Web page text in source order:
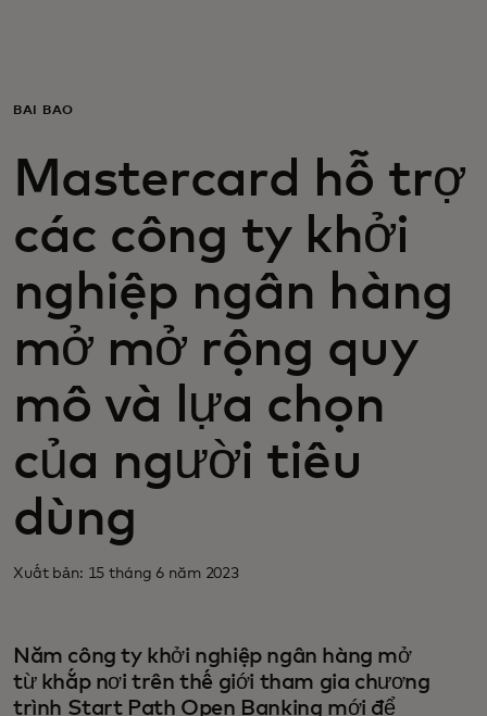
Dành cho doanh nghiệp
Dành cho thế giới
Dành cho nhà đổi mới
Tin tức và xu hướng
BÀI BÁO
Mastercard hỗ trợ
các công ty khởi
nghiệp ngân hàng
mở mở rộng quy
mô và lựa chọn
của người tiêu
dùng
Xuất bản: 15 tháng 6 năm 2023
Năm công ty khởi nghiệp ngân hàng mở
từ khắp nơi trên thế giới tham gia chương
trình Start Path Open Banking mới để